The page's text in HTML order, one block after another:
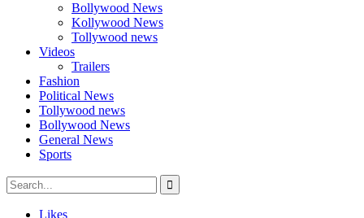
Bollywood News
Kollywood News
Tollywood news
Videos
Trailers
Fashion
Political News
Tollywood news
Bollywood News
General News
Sports
Likes